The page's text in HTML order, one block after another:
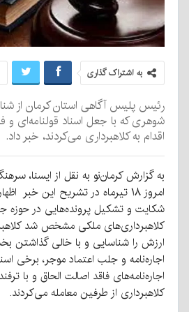
به اشتراک گذاری
رئیس پلیس آگاهی استان کرمان از
شوهری که با جعل اسناد قولنامه‌ای و
اقدام به کلاهبرداری می‌کردند، خبر داد.
به گزارش کرمان‌نو به نقل از ایسنا،
امروز ۱۸ تیرماه در تشریح این خبر
شکایت و تشکیل پرونده‌هایی در حوزه
کلاهبرداری‌های ملکی مشخص شد
ارزش را شناسایی و با خالی گذاشتن
اجاره‌نامه و جلب اعتماد موجر، برخی
اجاره‌نامه‌های فاقد اصالت الحاق و با
کلاهبرداری از طرفین معامله می‌کردند.